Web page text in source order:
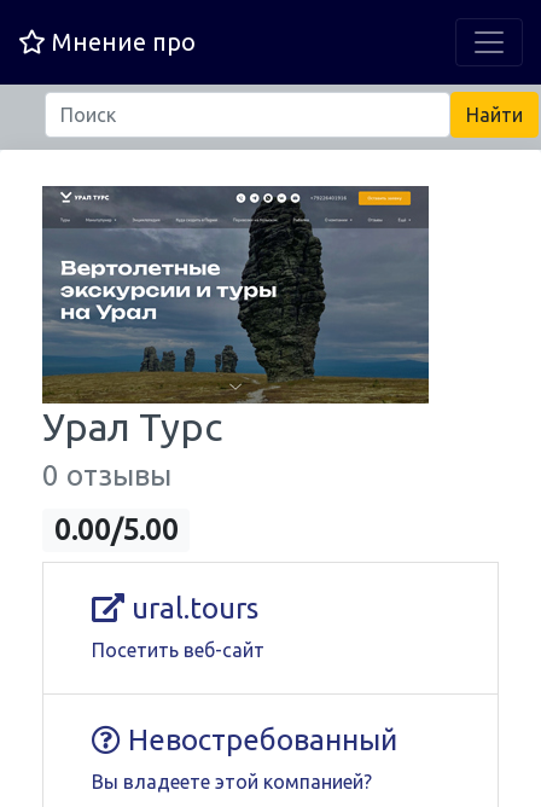
Мнение про
Урал Турс
0 отзывы
0.00/5.00
ural.tours
Посетить веб-сайт
Невостребованный
Вы владеете этой компанией?